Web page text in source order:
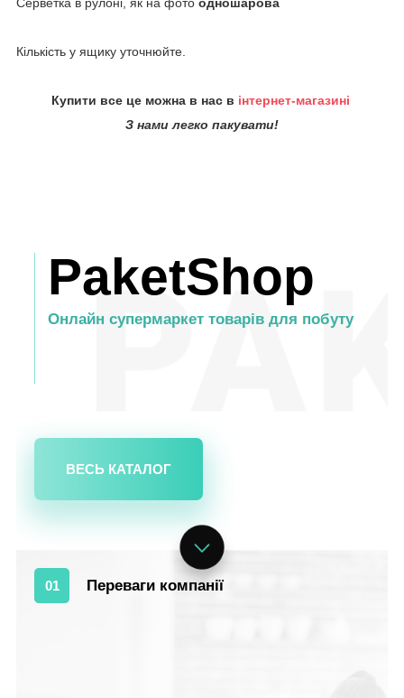
Кількість у ящику уточнюйте.
Купити все це можна в нас в інтернет-магазині
З нами легко пакувати!
PaketShop
Онлайн супермаркет товарів для побуту
ВЕСЬ КАТАЛОГ
01 Переваги компанії